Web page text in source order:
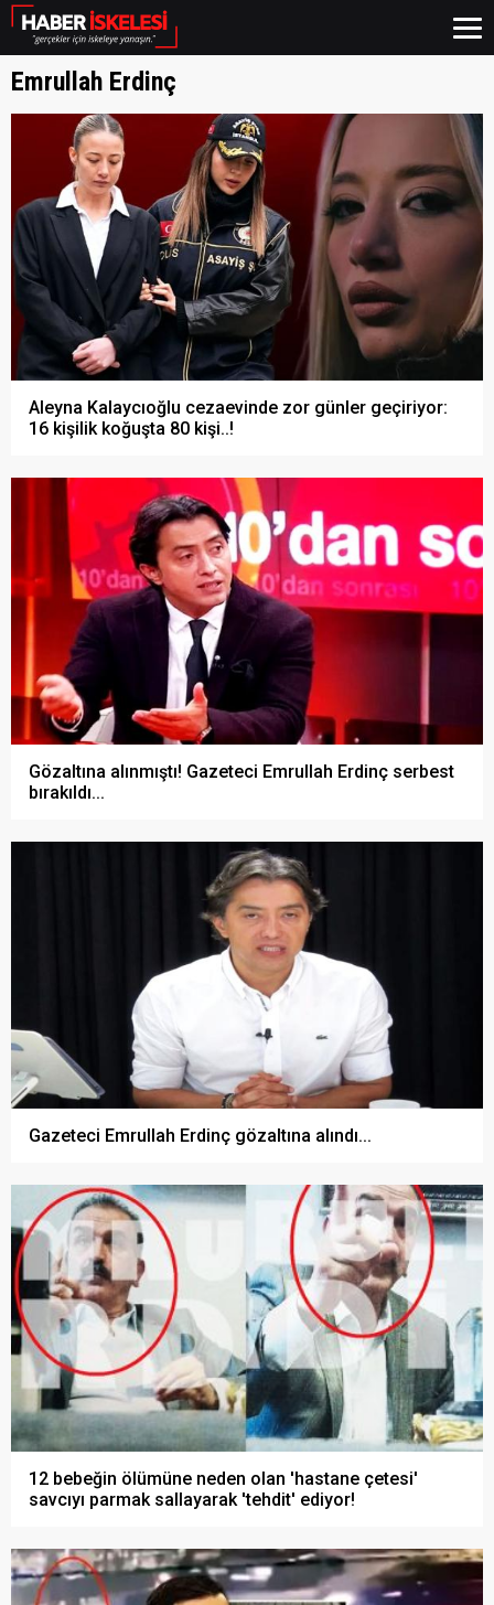
Emrullah Erdinç
Aleyna Kalaycıoğlu cezaevinde zor günler geçiriyor:
16 kişilik koğuşta 80 kişi..!
Gözaltına alınmıştı! Gazeteci Emrullah Erdinç serbest
bırakıldı...
Gazeteci Emrullah Erdinç gözaltına alındı...
12 bebeğin ölümüne neden olan 'hastane çetesi'
savcıyı parmak sallayarak 'tehdit' ediyor!